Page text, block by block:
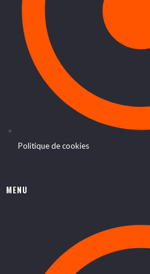
Politique de cookies
MENU